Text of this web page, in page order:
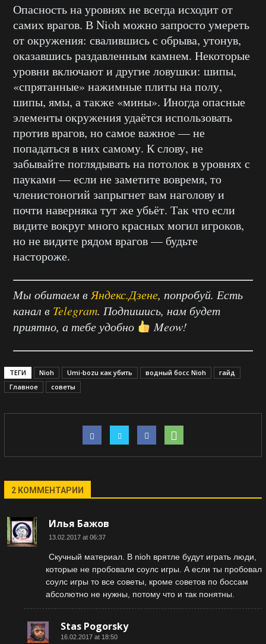
Опасность на уровнях не всегда исходит от
самих врагов. В Nioh можно запросто умереть
от окружения: свалившись с обрыва, утонув,
оказавшись раздавленным камнем. Некоторые
уровни включают и другие ловушки: шипы,
«спрятанные» нажимные плиты на полу,
шипы, ямы, а также «мины». Иногда опасные
элементы окружения удаётся использовать
против врагов, но самое важное — не
попадаться в них самому. К слову, не
забывайте поглядывать на потолок в уровнях с
пауками — если не заметите вовремя, то
членистоногий запрыгнет вам наголову и
почти наверняка тут же убьёт. Так что если
видите вокруг много красных могил игроков,
но не видите рядом врагов — будьте
настороже.
Мы обитаем в Яндекс.Дзене, попробуй. Есть
канал в Telegram. Подпишись, нам будет
приятно, а тебе удобно
Meow!
ТЕГИ Nioh Umi-bozu как убить водный босс Nioh
гайд
Главное
советы
2 КОММЕНТАРИИ
Илья Бажов
13.02.2017 at 06:37
Скучный материал. В nioh врятле будут играть люди,
которые не пробовали соулс игры. А если ты пробовал
соулс игры то все советы, кроме советов по боссам
абсолютно не нужны, потому что и так понятны.
Stas Pogorsky
16.02.2017 at 18:50